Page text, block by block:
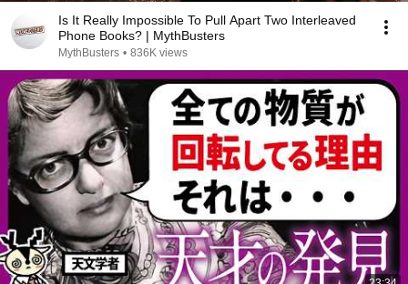
Is It Really Impossible To Pull Apart Two Interleaved
Phone Books? | MythBusters
MythBusters • 836K views